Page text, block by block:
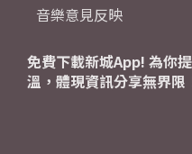
音樂意見反映
免費下載新城App! 為你
溫，體現資訊分享無界限